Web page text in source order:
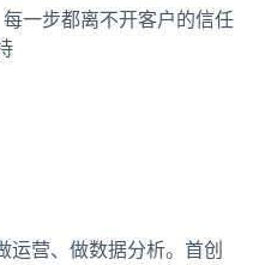
一步都离不开客户的信任
运营、做数据分析。首创